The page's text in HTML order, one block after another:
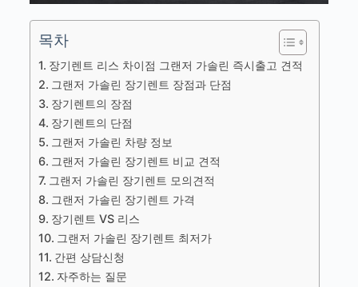
목차
장기렌트 리스 차이점 그랜저 가솔린 즉시출고 견적
그랜저 가솔린 장기렌트 장점과 단점
장기렌트의 장점
장기렌트의 단점
그랜저 가솔린 차량 정보
그랜저 가솔린 장기렌트 비교 견적
그랜저 가솔린 장기렌트 모의견적
그랜저 가솔린 장기렌트 가격
장기렌트 VS 리스
그랜저 가솔린 장기렌트 최저가
간편 상담신청
자주하는 질문